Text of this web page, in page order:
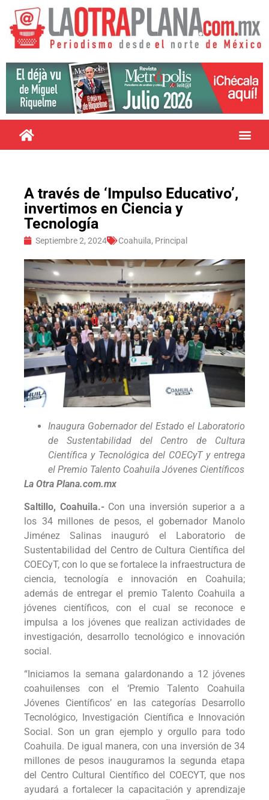
A través de ‘Impulso Educativo’,
invertimos en Ciencia y
Tecnología
Septiembre 2, 2024 Coahuila, Principal
Inaugura Gobernador del Estado el Laboratorio
de Sustentabilidad del Centro de Cultura
Científica y Tecnológica del COECyT y entrega
el Premio Talento Coahuila Jóvenes Científicos
La Otra Plana.com.mx
Saltillo, Coahuila.-Con una inversión superior a a
los 34 millones de pesos, el gobernador Manolo
Jiménez Salinas inauguró el Laboratorio de
Sustentabilidad del Centro de Cultura Científica del
COECyT, con lo que se fortalece la infraestructura de
ciencia, tecnología e innovación en Coahuila;
además de entregar el premio Talento Coahuila a
jóvenes científicos, con el cual se reconoce e
impulsa a los jóvenes que realizan actividades de
investigación, desarrollo tecnológico e innovación
social.
“Iniciamos la semana galardonando a 12 jóvenes
coahuilenses con el ‘Premio Talento Coahuila
Jóvenes Científicos’ en las categorías Desarrollo
Tecnológico, Investigación Científica e Innovación
Social. Son un gran ejemplo y orgullo para todo
Coahuila. De igual manera, con una inversión de 34
millones de pesos inauguramos la segunda etapa
del Centro Cultural Científico del COECYT, que nos
ayudará a fortalecer la capacitación y aprendizaje